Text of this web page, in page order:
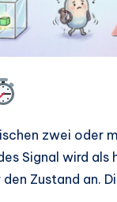
zwei oder
Signal wird als
Zustand an.